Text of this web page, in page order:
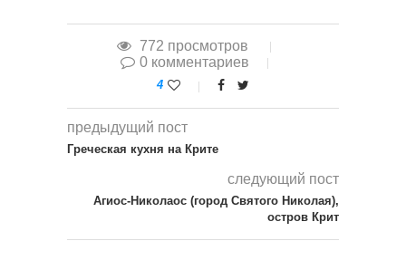
772 просмотров
0 комментариев
4
предыдущий пост
Греческая кухня на Крите
следующий пост
Агиос-Николаос (город Святого Николая),
остров Крит